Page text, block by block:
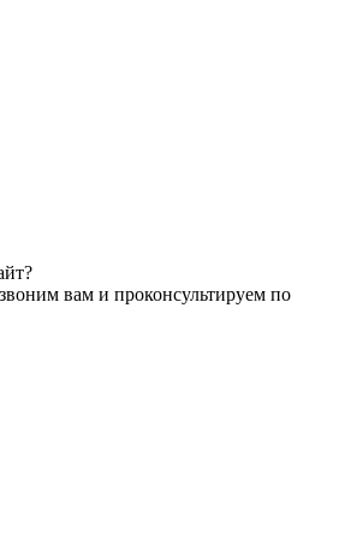
вам и проконсультируем по